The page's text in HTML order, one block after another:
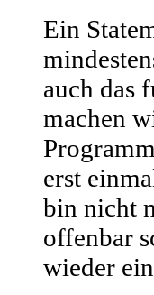
Ein
auch das
machen
erst
bin nicht
offenbar
wieder